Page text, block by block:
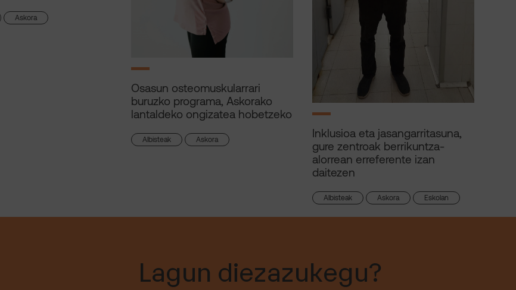
Askora
Osasun osteomuskularrari
buruzko programa, Askorako
lantaldeko ongizatea hobetzeko
Albisteak Askora
Inklusioa eta jasangarritasuna,
gure zentroak berrikuntza-
alorrean erreferente izan
daitezen
Albisteak Askora Eskolan
Lagun diezazukegu?